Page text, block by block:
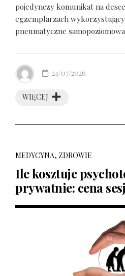
pojedynczy komunikat na
egzemplarzach
pneumatyczne
WIĘCEJ
24/07/2026
MEDYCYNA, ZDROWIE
Ile kosztuje
prywatnie: cena